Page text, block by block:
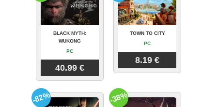
BLACK MYTH:
WUKONG
PC
40.99 €
TOWN TO CITY
PC
8.19 €
-82% -38%